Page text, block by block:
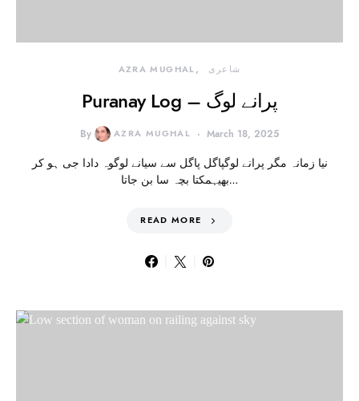
AZRA MUGHAL شاعری
Puranay Log – پرانے لوگ
By AZRA MUGHAL March 18, 2025
نیا زمانہ مگر پرانے لوگپاگل پاگل سے سیانے لوگوہ دادا جی ہو کر
بھیہمکتا بچہ سا بن جاتا…
READ MORE